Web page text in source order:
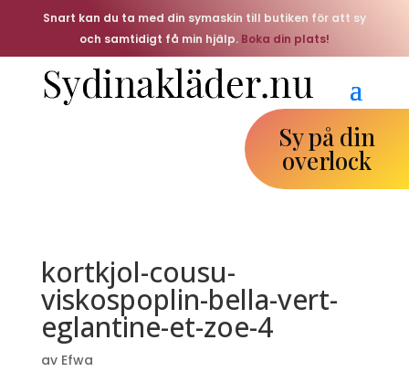
Snart kan du ta med din symaskin till butiken för att sy
och samtidigt få min hjälp. Boka din plats!
Sy på din
overlock
kortkjol-cousu-
viskospoplin-bella-vert-
eglantine-et-zoe-4
av Efwa